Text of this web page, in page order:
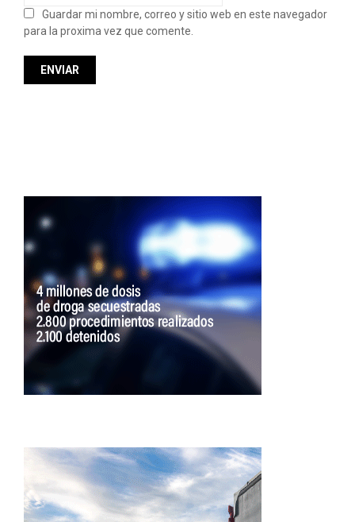
Guardar mi nombre, correo y sitio web en este navegador
para la proxima vez que comente.